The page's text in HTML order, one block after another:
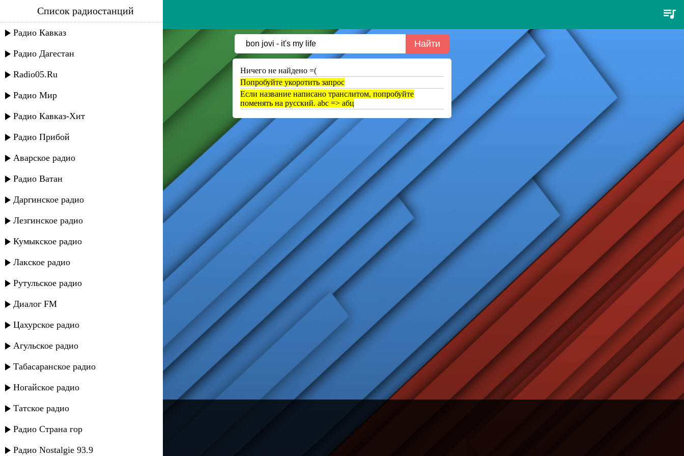
bon jovi - it's my life
Список радиостанций
Радио Кавказ
Радио Дагестан
Radio05.Ru
Радио Мир
Радио Кавказ-Хит
Радио Прибой
Аварское радио
Радио Ватан
Даргинское радио
Лезгинское радио
Кумыкское радио
Лакское радио
Рутульское радио
Диалог FM
Цахурское радио
Агульское радио
Табасаранское радио
Ногайское радио
Татское радио
Радио Страна гор
Радио Nostalgie 93.9
Ничего не найдено =(
Попробуйте укоротить запрос
Если название написано транслитом, попробуйте
поменять на русский. abc => абц
---
Русское радио